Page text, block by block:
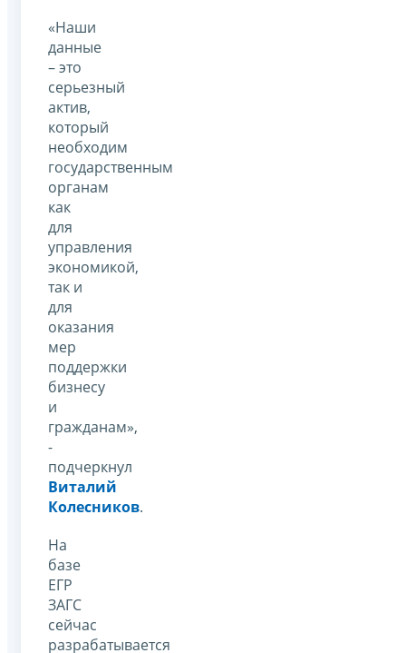
«Наши
данные
– это
серьезный
актив,
который
необходим
государственным
органам
как
для
управления
экономикой,
так и
для
оказания
мер
поддержки
бизнесу
и
гражданам»,
-
подчеркнул
Виталий
Колесников.
На
базе
ЕГР
ЗАГС
сейчас
разрабатывается